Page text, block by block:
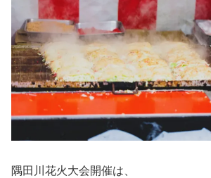
隅田川花火大会開催は、